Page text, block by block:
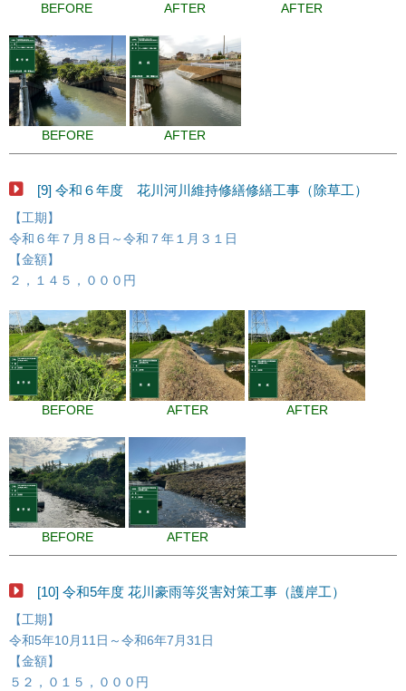
BEFORE AFTER AFTER
BEFORE AFTER
[9] 令和６年度 花川河川維持修繕修繕工事（除草工）
【工期】
令和６年７月８日～令和７年１月３１日
【金額】
２，１４５，０００円
BEFORE AFTER AFTER
BEFORE AFTER
[10] 令和5年度 花川豪雨等災害対策工事（護岸工）
【工期】
令和5年10月11日～令和6年7月31日
【金額】
５２，０１５，０００円